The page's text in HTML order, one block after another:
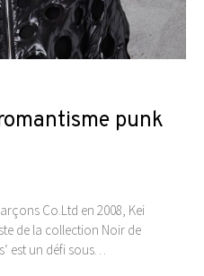
punk
Co.Ltd en 2008, Kei
de la collection Noir de
est un défi sous…